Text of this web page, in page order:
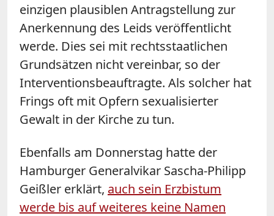
einzigen plausiblen Antragstellung zur
Anerkennung des Leids veröffentlicht
werde. Dies sei mit rechtsstaatlichen
Grundsätzen nicht vereinbar, so der
Interventionsbeauftragte. Als solcher hat
Frings oft mit Opfern sexualisierter
Gewalt in der Kirche zu tun.
Ebenfalls am Donnerstag hatte der
Hamburger Generalvikar Sascha-Philipp
Geißler erklärt, auch sein Erzbistum
werde bis auf weiteres keine Namen